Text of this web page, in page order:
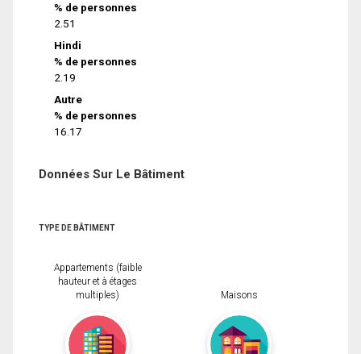
% de personnes
2.51
Hindi
% de personnes
2.19
Autre
% de personnes
16.17
Données Sur Le Bâtiment
TYPE DE BÂTIMENT
Appartements (faible
hauteur et à étages
multiples)
Maisons